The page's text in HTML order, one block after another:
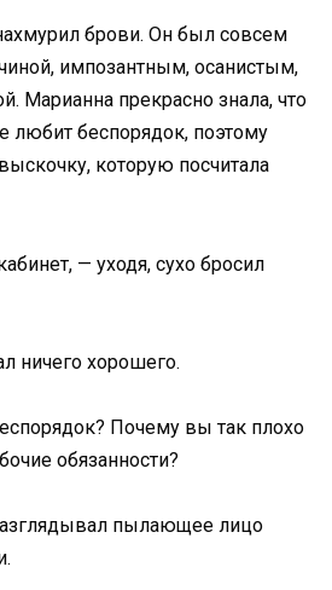
брови. Он был совсем
импозантным, осанистым,
Марианна прекрасно знала, что
любит беспорядок, поэтому
которую посчитала
— уходя, сухо бросил
ничего хорошего.
Почему вы так плохо
обязанности?
пылающее лицо